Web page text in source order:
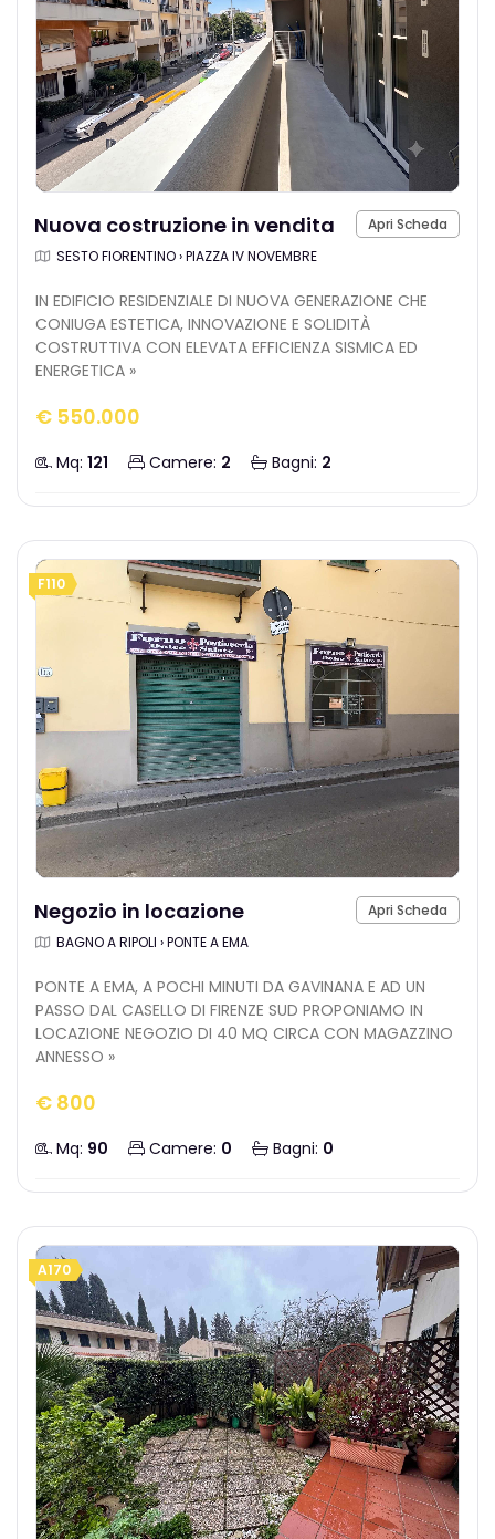
Apri Scheda
Nuova costruzione in vendita
SESTO FIORENTINO › PIAZZA IV NOVEMBRE
IN EDIFICIO RESIDENZIALE DI NUOVA GENERAZIONE CHE
CONIUGA ESTETICA, INNOVAZIONE E SOLIDITÀ
COSTRUTTIVA CON ELEVATA EFFICIENZA SISMICA ED
ENERGETICA »
€ 550.000
Mq: 121 Camere: 2 Bagni: 2
F110
Apri Scheda
Negozio in locazione
BAGNO A RIPOLI › PONTE A EMA
PONTE A EMA, A POCHI MINUTI DA GAVINANA E AD UN
PASSO DAL CASELLO DI FIRENZE SUD PROPONIAMO IN
LOCAZIONE NEGOZIO DI 40 MQ CIRCA CON MAGAZZINO
ANNESSO »
€ 800
Mq: 90 Camere: 0 Bagni: 0
A170